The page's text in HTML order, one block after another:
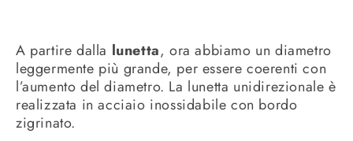
A partire dalla lunetta, ora abbiamo un diametro
leggermente più grande, per essere coerenti con
l’aumento del diametro. La lunetta unidirezionale è
realizzata in acciaio inossidabile con bordo
zigrinato.